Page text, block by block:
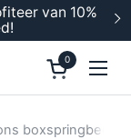
van 10%
0
boxspringbed